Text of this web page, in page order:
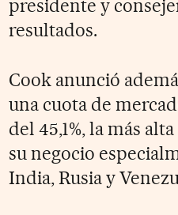
presidente y
resultados.
Cook anunció
una cuota de
del 45,1%, la más
su negocio
India, Rusia y